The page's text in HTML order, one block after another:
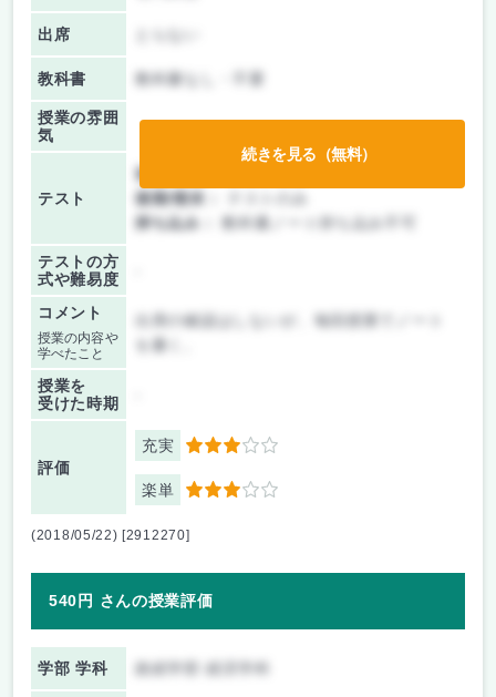
出席
教科書 教科書なし・不要
授業の雰囲
気
テスト
前期/中間：
後期/期末：
持ち込み：
教科書ノート持ち込み不可
テストの方
式や難易度
コメント
授業の内容や
学べたこと
出席の確認はしないが、毎回授業でノート
を書く。
授業を
受けた時期
評価
充実 3
楽単 3
続きを見る（無料）
(2018/05/22) [2912270]
540円 さんの授業評価
学部 学科 政経学部 経済学科